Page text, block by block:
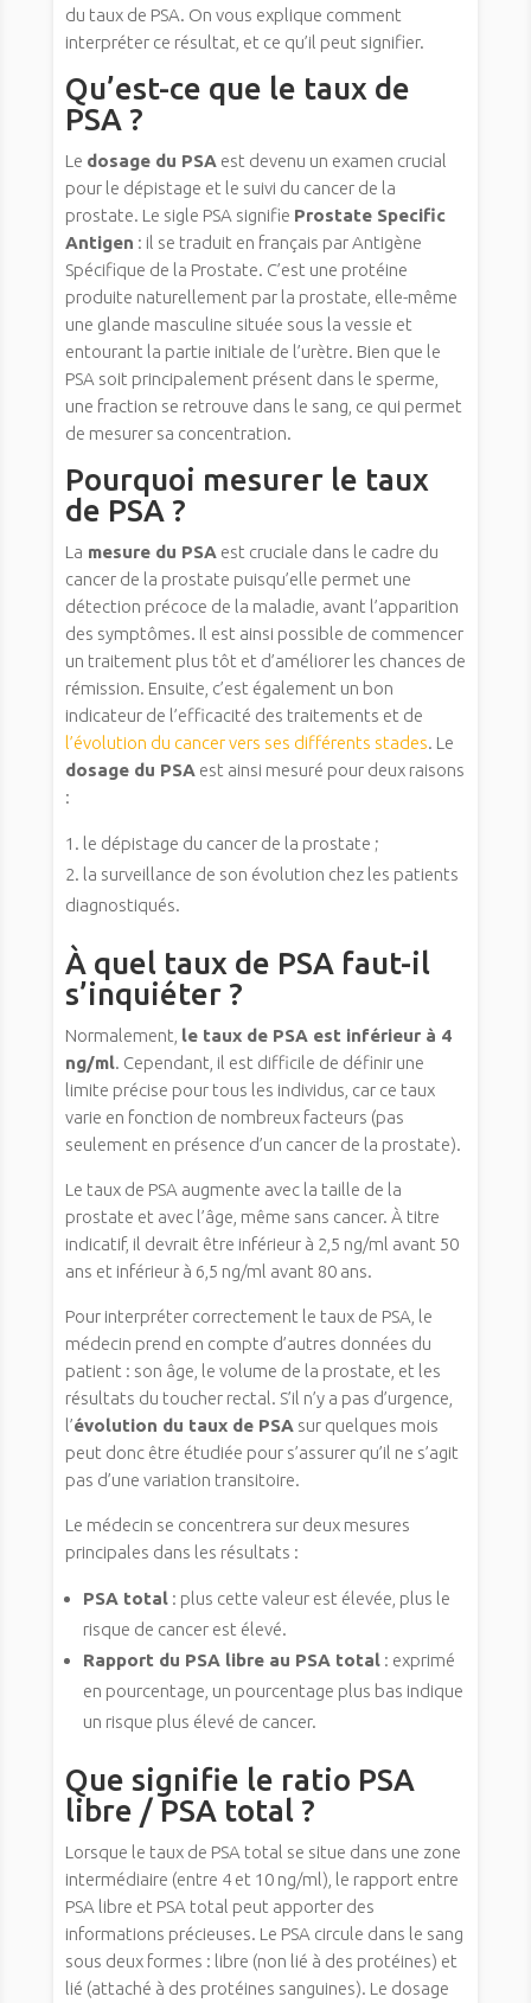
du taux de PSA. On vous explique comment
interpréter ce résultat, et ce qu’il peut signifier.
Qu’est-ce que le taux de
PSA ?
Le dosage du PSAest devenu un examen crucial
pour le dépistage et le suivi du cancer de la
prostate. Le sigle PSA signifie Prostate Specific
Antigen : il se traduit en français par Antigène
Spécifique de la Prostate. C’est une protéine
produite naturellement par la prostate, elle-même
une glande masculine située sous la vessie et
entourant la partie initiale de l’urètre. Bien que le
PSA soit principalement présent dans le sperme,
une fraction se retrouve dans le sang, ce qui permet
de mesurer sa concentration.
Pourquoi mesurer le taux
de PSA ?
La mesure du PSAest cruciale dans le cadre du
cancer de la prostate puisqu’elle permet une
détection précoce de la maladie, avant l’apparition
des symptômes. Il est ainsi possible de commencer
un traitement plus tôt et d’améliorer les chances de
rémission. Ensuite, c’est également un bon
indicateur de l’efficacité des traitements et de
l’évolution du cancer vers ses différents stades. Le
dosage du PSAest ainsi mesuré pour deux raisons
:
le dépistage du cancer de la prostate ;
la surveillance de son évolution chez les patients
diagnostiqués.
À quel taux de PSA faut-il
s’inquiéter ?
Normalement, le taux de PSA est inférieur à 4
ng/ml. Cependant, il est difficile de définir une
limite précise pour tous les individus, car ce taux
varie en fonction de nombreux facteurs (pas
seulement en présence d’un cancer de la prostate).
Le taux de PSA augmente avec la taille de la
prostate et avec l’âge, même sans cancer. À titre
indicatif, il devrait être inférieur à 2,5 ng/ml avant 50
ans et inférieur à 6,5 ng/ml avant 80 ans.
Pour interpréter correctement le taux de PSA, le
médecin prend en compte d’autres données du
patient : son âge, le volume de la prostate, et les
résultats du toucher rectal. S’il n’y a pas d’urgence,
l’évolution du taux de PSAsur quelques mois
peut donc être étudiée pour s’assurer qu’il ne s’agit
pas d’une variation transitoire.
Le médecin se concentrera sur deux mesures
principales dans les résultats :
PSA total: plus cette valeur est élevée, plus le
risque de cancer est élevé.
Rapport du PSA libre au PSA total: exprimé
en pourcentage, un pourcentage plus bas indique
un risque plus élevé de cancer.
Que signifie le ratio PSA
libre / PSA total ?
Lorsque le taux de PSA total se situe dans une zone
intermédiaire (entre 4 et 10 ng/ml), le rapport entre
PSA libre et PSA total peut apporter des
informations précieuses. Le PSA circule dans le sang
sous deux formes : libre (non lié à des protéines) et
lié (attaché à des protéines sanguines). Le dosage